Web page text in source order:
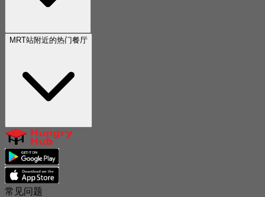
MRT站附近的热门餐厅
常见问题